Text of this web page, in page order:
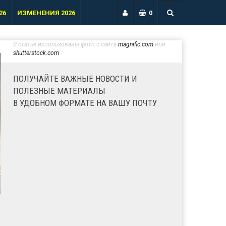
ИЗМЕНЕНИЯ 2026 0
В статье использованы фото с сайта magnific.com или
shutterstock.com
ПОЛУЧАЙТЕ ВАЖНЫЕ НОВОСТИ И
ПОЛЕЗНЫЕ МАТЕРИАЛЫ
В УДОБНОМ ФОРМАТЕ НА ВАШУ ПОЧТУ